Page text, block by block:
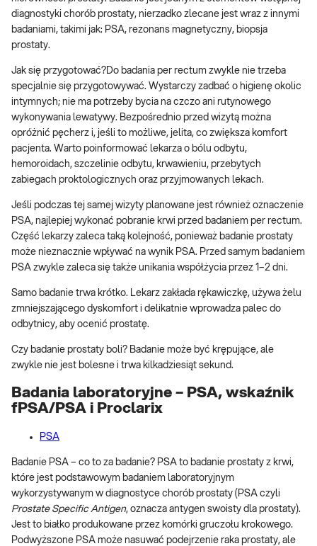
diagnostyki chorób prostaty, nierzadko zlecane jest wraz z innymi
badaniami, takimi jak: PSA, rezonans magnetyczny, biopsja
prostaty.
Jak się przygotować?Do badania per rectum zwykle nie trzeba
specjalnie się przygotowywać. Wystarczy zadbać o higienę okolic
intymnych; nie ma potrzeby bycia na czczo ani rutynowego
wykonywania lewatywy. Bezpośrednio przed wizytą można
opróżnić pęcherz i, jeśli to możliwe, jelita, co zwiększa komfort
pacjenta. Warto poinformować lekarza o bólu odbytu,
hemoroidach, szczelinie odbytu, krwawieniu, przebytych
zabiegach proktologicznych oraz przyjmowanych lekach.
Jeśli podczas tej samej wizyty planowane jest również oznaczenie
PSA, najlepiej wykonać pobranie krwi przed badaniem per rectum.
Część lekarzy zaleca taką kolejność, ponieważ badanie prostaty
może nieznacznie wpływać na wynik PSA. Przed samym badaniem
PSA zwykle zaleca się także unikania współżycia przez 1–2 dni.
Samo badanie trwa krótko. Lekarz zakłada rękawiczkę, używa żelu
zmniejszającego dyskomfort i delikatnie wprowadza palec do
odbytnicy, aby ocenić prostatę.
Czy badanie prostaty boli? Badanie może być krępujące, ale
zwykle nie jest bolesne i trwa kilkadziesiąt sekund.
Badania laboratoryjne – PSA, wskaźnik
fPSA/PSA i Proclarix
PSA
Badanie PSA – co to za badanie? PSA to badanie prostaty z krwi,
które jest podstawowym badaniem laboratoryjnym
wykorzystywanym w diagnostyce chorób prostaty (PSA czyli
Prostate Specific Antigen, oznacza antygen swoisty dla prostaty).
Jest to białko produkowane przez komórki gruczołu krokowego.
Podwyższone PSA może nasuwać podejrzenie raka prostaty, ale